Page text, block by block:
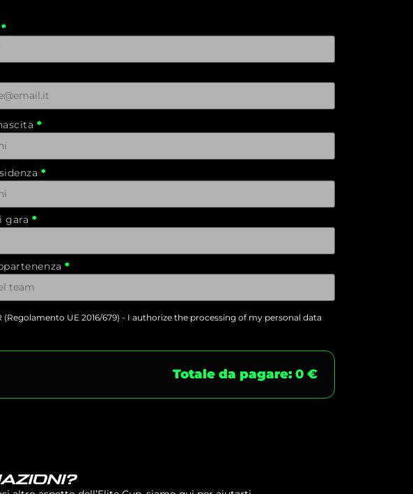
gara
UE 2016/679) - I authorize the processing of my personal data
Totale da pagare: 0 €